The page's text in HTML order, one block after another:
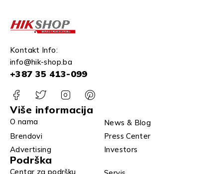
Kontakt Info:
info@hik-shop.ba
+387 35 413-099
Više informacija
O nama
News & Blog
Brendovi
Press Center
Advertising
Investors
Podrška
Centar za podršku